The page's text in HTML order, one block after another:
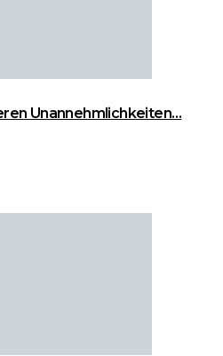
Unannehmlichkeiten…